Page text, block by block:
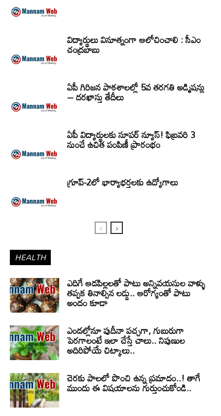
విద్యార్థులు వినూత్నంగా ఆలోచించాలి : సీఎం
చంద్రబాబు
ఏపీ గిరిజన పాఠశాలల్లో 5వ తరగతి అడ్మిషన్లు
– దరఖాస్తు తేదీలు
ఏపీ విద్యార్థులకు సూపర్ న్యూస్! ఫిబ్రవరి 3
నుంచే ఉచిత పంపిణీ ప్రారంభం
గ్రూప్‌-2లో భార్యాభర్తలకు ఉద్యోగాలు
HEALTH
ఎదిగే ఆడపిల్లలతో పాటు అన్నివయసుల వాళ్ళు
తప్పక తినాల్సిన లడ్డు.. ఆరోగ్యంతో పాటు
అందం కూడా
ఎండల్లోనూ పుదీనా పచ్చగా, గుబురుగా
పెరగాలంటే ఇలా చేస్తే చాలు.. నిపుణుల
అదిరిపోయే చిట్కాలు..
చెరకు పాలలో పొంచి ఉన్న ప్రమాదం..! తాగే
ముందు ఈ విషయాలను గుర్తుంచుకోండి..